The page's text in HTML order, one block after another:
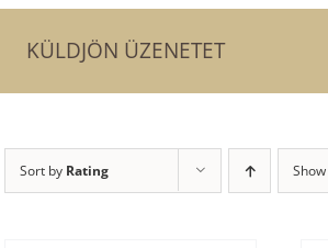
KÜLDJÖN ÜZENETET
Sort by Rating Show